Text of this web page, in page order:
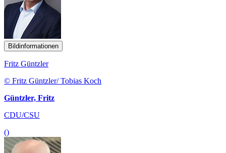
Bildinformationen
Fritz Güntzler
© Fritz Güntzler/ Tobias Koch
Güntzler, Fritz
CDU/CSU
()